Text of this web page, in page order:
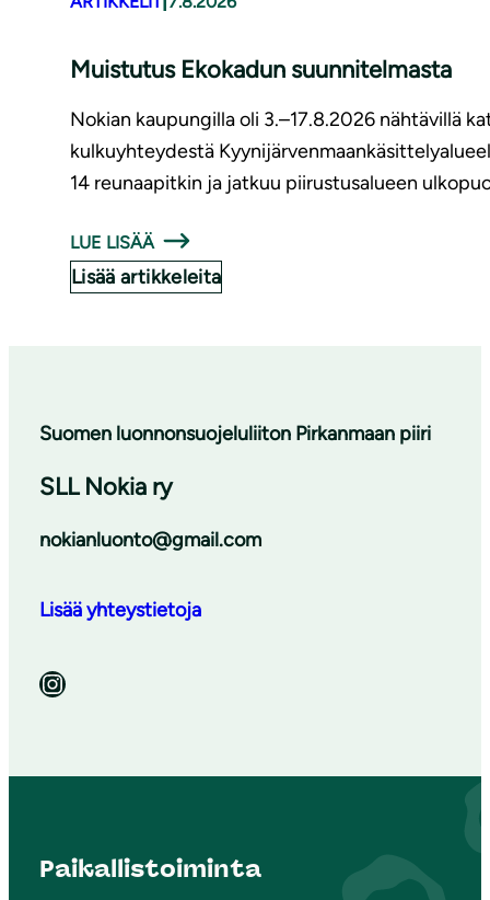
Muistutus Ekokadun suunnitelmasta
Nokian kaupungilla oli 3.–17.8.2026 nähtävillä
kulkuyhteydestä
14 reunaapitkin ja jatkuu piirustusalueen
LUE LISÄÄ
Lisää artikkeleita
Suomen luonnonsuojeluliiton Pirkanmaan piiri
SLL Nokia ry
nokianluonto@gmail.com
Lisää yhteystietoja
Instagram
Paikallistoiminta